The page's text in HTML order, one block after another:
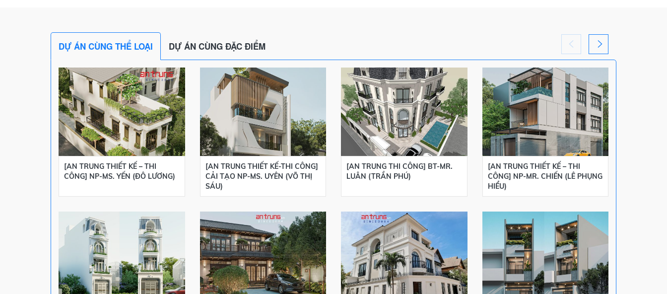
DỰ ÁN CÙNG THỂ LOẠI DỰ ÁN CÙNG ĐẶC ĐIỂM
[AN TRUNG THIẾT KẾ – THI
CÔNG] NP-MS. YẾN (ĐÔ LƯƠNG)
[AN TRUNG THIẾT KẾ-THI CÔNG]
CẢI TẠO NP-MS. UYÊN (VÕ THỊ
SÁU)
[AN TRUNG THI CÔNG] BT-MR.
LUÂN (TRẦN PHÚ)
[AN TRUNG THIẾT KẾ – THI
CÔNG] NP-MR. CHIẾN (LÊ PHỤNG
HIỂU)